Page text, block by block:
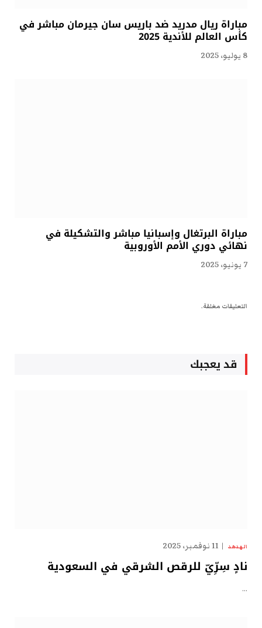
مباراة ريال مدريد ضد باريس سان جيرمان مباشر في
كأس العالم للأندية 2025
8 يوليو، 2025
مباراة البرتغال وإسبانيا مباشر والتشكيلة في
نهائي دوري الأمم الأوروبية
7 يونيو، 2025
التعليقات مغلقة.
قد يعجبك
الهدهد 11 نوفمبر، 2025
نادٍ سِرِّيّ للرقص الشرقي في السعودية
…